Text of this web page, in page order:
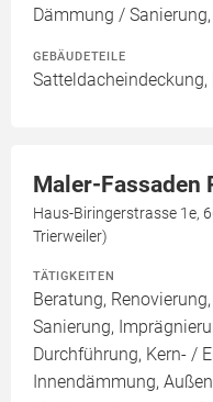
Dämmung /
GEBÄUDETEILE
Maler-Fassaden
Haus-Biringerstrasse 1e,
Trierweiler)
TÄTIGKEITEN
Beratung,
Sanierung,
Durchführung, Kern- /
Innendämmung,